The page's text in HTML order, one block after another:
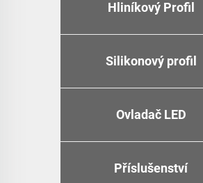
Hliníkový Profil
Silikonový profil
Ovladač LED
Příslušenství